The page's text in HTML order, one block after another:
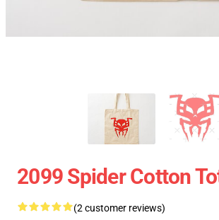
2099 Spider Cotton
(2 customer reviews)